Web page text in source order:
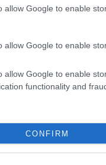
allow Google to enable
allow Google to enable
allow Google to enable
functionality and
CONFIRM
παραλία
Lifestyle|
Ζόζεφιν:
την τραγική